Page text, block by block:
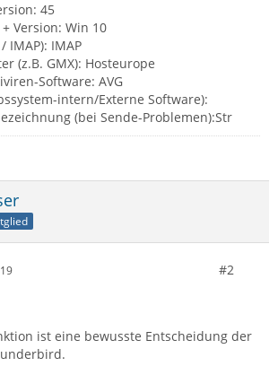
45
Version: Win 10
IMAP): IMAP
(z.B. GMX): Hosteurope
Software: AVG
intern/Externe Software):
(bei Sende-Problemen):Str
#2
ist eine bewusste Entscheidung der